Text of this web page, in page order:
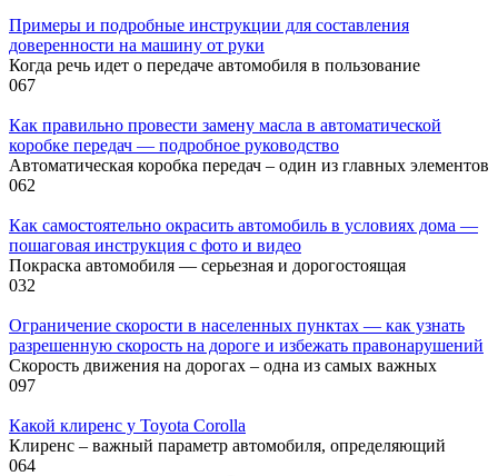
Примеры и подробные инструкции для составления
доверенности на машину от руки
Когда речь идет о передаче автомобиля в пользование
067
Как правильно провести замену масла в автоматической
коробке передач — подробное руководство
Автоматическая коробка передач – один из главных элементов
062
Как самостоятельно окрасить автомобиль в условиях дома —
пошаговая инструкция с фото и видео
Покраска автомобиля — серьезная и дорогостоящая
032
Ограничение скорости в населенных пунктах — как узнать
разрешенную скорость на дороге и избежать правонарушений
Скорость движения на дорогах – одна из самых важных
097
Какой клиренс у Toyota Corolla
Клиренс – важный параметр автомобиля, определяющий
064